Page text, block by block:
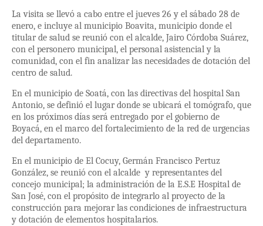
La visita se llevó a cabo entre el jueves 26 y el sábado 28 de
enero, e incluye al municipio Boavita, municipio donde el
titular de salud se reunió con el alcalde, Jairo Córdoba Suárez,
con el personero municipal, el personal asistencial y la
comunidad, con el fin analizar las necesidades de dotación del
centro de salud.
En el municipio de Soatá, con las directivas del hospital San
Antonio, se definió el lugar donde se ubicará el tomógrafo, que
en los próximos días será entregado por el gobierno de
Boyacá, en el marco del fortalecimiento de la red de urgencias
del departamento.
En el municipio de El Cocuy, Germán Francisco Pertuz
González, se reunió con el alcalde y representantes del
concejo municipal; la administración de la E.S.E Hospital de
San José, con el propósito de integrarlo al proyecto de la
construcción para mejorar las condiciones de infraestructura
y dotación de elementos hospitalarios.